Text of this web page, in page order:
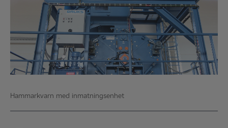
Hammarkvarn med inmatningsenhet